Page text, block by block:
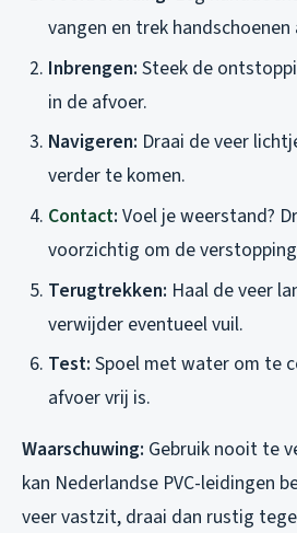
vangen en trek handschoenen
Inbrengen: Steek de
in de afvoer.
Navigeren: Draai de veer
verder te komen.
Contact: Voel je weerstand?
voorzichtig om de
Terugtrekken: Haal de veer
verwijder eventueel vuil.
Test: Spoel met water om te
afvoer vrij is.
Waarschuwing: Gebruik nooit te
kan Nederlandse PVC-leidingen
veer vastzit, draai dan rustig